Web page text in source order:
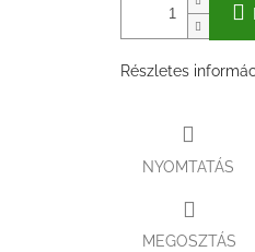
Részletes
NYOMTATÁS
MEGOSZTÁS